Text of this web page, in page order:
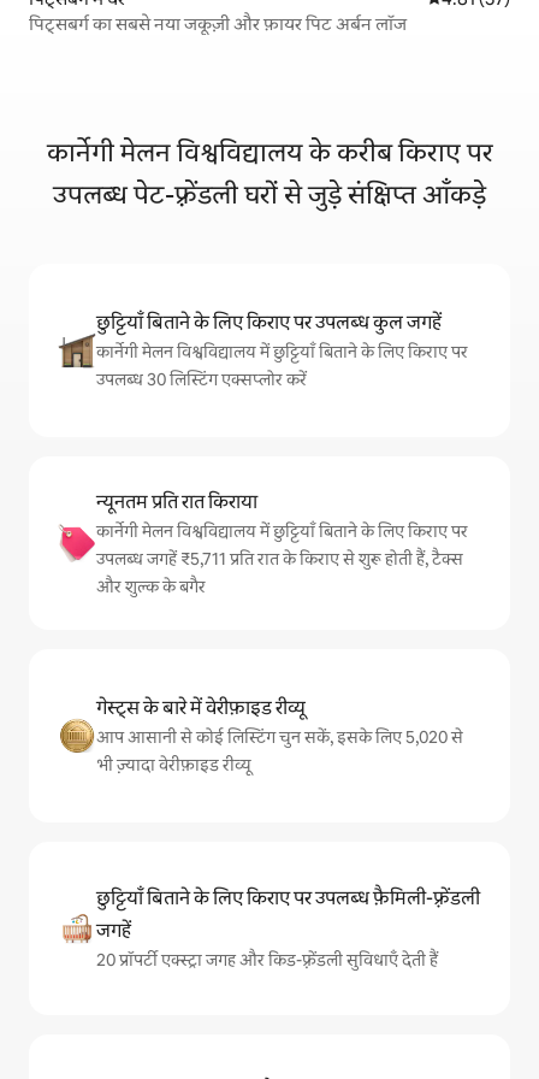
पिट्सबर्ग का सबसे नया जकूज़ी और फ़ायर पिट अर्बन लॉज
कार्नेगी मेलन विश्वविद्यालय के करीब किराए पर
उपलब्ध पेट-फ़्रेंडली घरों से जुड़े संक्षिप्त आँकड़े
छुट्टियाँ बिताने के लिए किराए पर उपलब्ध कुल जगहें
कार्नेगी मेलन विश्वविद्यालय में छुट्टियाँ बिताने के लिए किराए पर
उपलब्ध 30 लिस्टिंग एक्सप्लोर करें
न्यूनतम प्रति रात किराया
कार्नेगी मेलन विश्वविद्यालय में छुट्टियाँ बिताने के लिए किराए पर
उपलब्ध जगहें ₹5,711 प्रति रात के किराए से शुरू होती हैं, टैक्स
और शुल्क के बगैर
गेस्ट्स के बारे में वेरीफ़ाइड रीव्यू
आप आसानी से कोई लिस्टिंग चुन सकें, इसके लिए 5,020 से
भी ज़्यादा वेरीफ़ाइड रीव्यू
छुट्टियाँ बिताने के लिए किराए पर उपलब्ध फ़ैमिली-फ़्रेंडली
जगहें
20 प्रॉपर्टी एक्स्ट्रा जगह और किड-फ़्रेंडली सुविधाएँ देती हैं